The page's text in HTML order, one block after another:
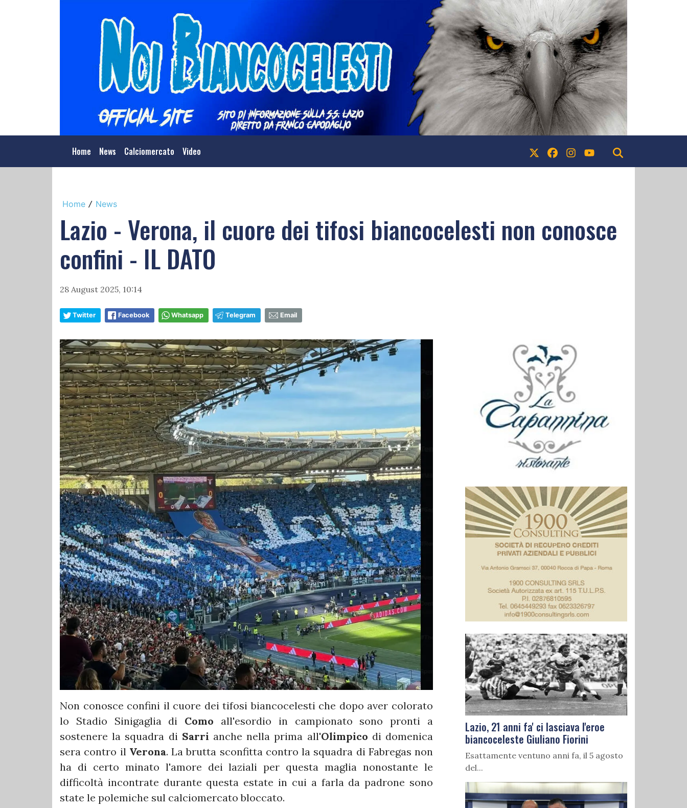
Home News Calciomercato Video
Home / News
Lazio - Verona, il cuore dei tifosi biancocelesti non conosce
confini - IL DATO
28 August 2025, 10:14
Twitter Facebook Whatsapp Telegram Email
Non conosce confini il cuore dei tifosi biancocelesti che dopo aver colorato
lo Stadio Sinigaglia di Como all'esordio in campionato sono pronti a
sostenere la squadra di Sarri anche nella prima all'Olimpico di domenica
sera contro il Verona. La brutta sconfitta contro la squadra di Fabregas non
ha di certo minato l'amore dei laziali per questa maglia nonostante le
difficoltà incontrate durante questa estate in cui a farla da padrone sono
state le polemiche sul calciomercato bloccato.
Lazio, 21 anni fa' ci lasciava l'eroe
biancoceleste Giuliano Fiorini
Esattamente ventuno anni fa, il 5 agosto
del...